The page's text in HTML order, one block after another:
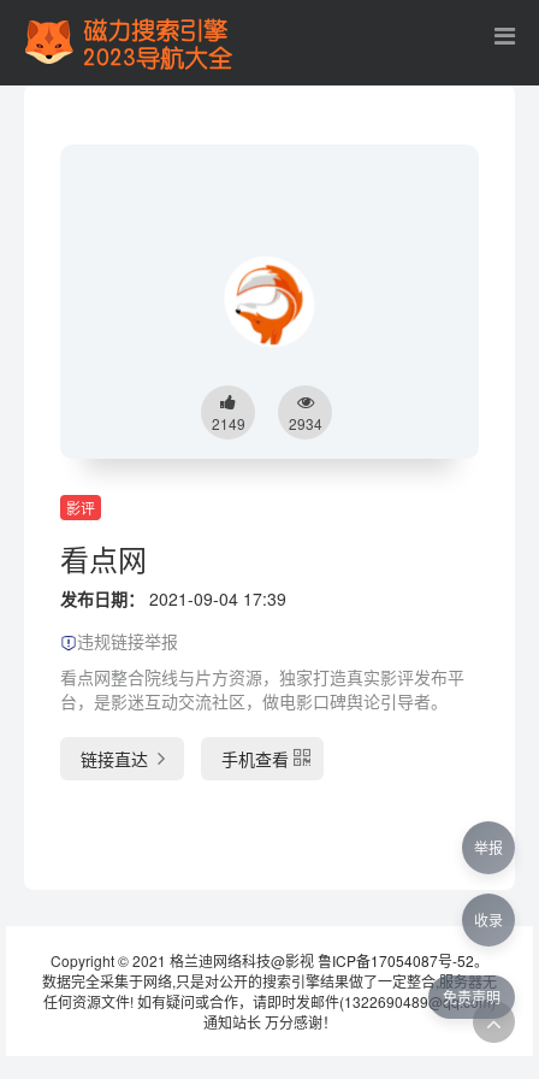
2149 2934
影评
看点网
发布日期：
2021-09-04 17:39
违规链接举报
看点网整合院线与片方资源，独家打造真实影评发布平
台，是影迷互动交流社区，做电影口碑舆论引导者。
链接直达 手机查看
Copyright © 2021 格兰迪网络科技@影视鲁ICP备17054087号-52。
数据完全采集于网络,只是对公开的搜索引擎结果做了一定整合,服务器无
任何资源文件! 如有疑问或合作，请即时发邮件(1322690489@qq.com)
通知站长 万分感谢！
免责声明
举报
收录